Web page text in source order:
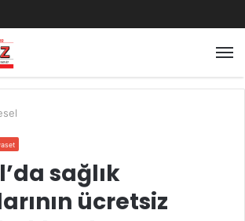
sağlık
ücretsiz